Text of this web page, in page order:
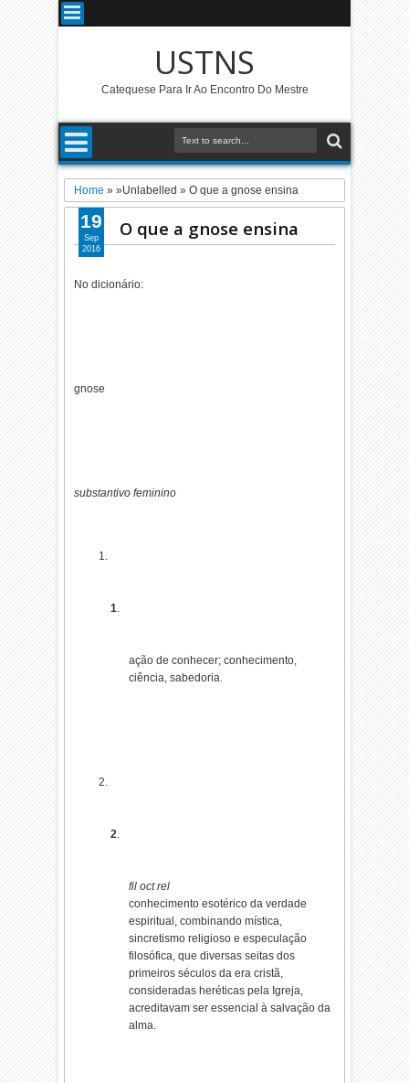
USTNS
Catequese Para Ir Ao Encontro Do Mestre
Home » »Unlabelled »O que a gnose ensina
O que a gnose ensina
No dicionário:
gnose
substantivo feminino
1.
ação de conhecer; conhecimento,
ciência, sabedoria.
2.
fil oct rel
conhecimento esotérico da verdade
espiritual, combinando mística,
sincretismo religioso e especulação
filosófica, que diversas seitas dos
primeiros séculos da era cristã,
consideradas heréticas pela Igreja,
acreditavam ser essencial à salvação da
alma.
19
Sep
2016